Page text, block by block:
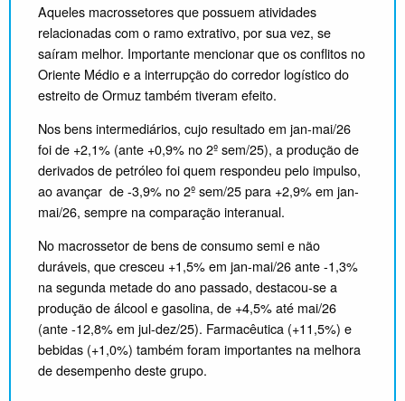
Aqueles macrossetores que possuem atividades
relacionadas com o ramo extrativo, por sua vez, se
saíram melhor. Importante mencionar que os conflitos no
Oriente Médio e a interrupção do corredor logístico do
estreito de Ormuz também tiveram efeito.
Nos bens intermediários, cujo resultado em jan-mai/26
foi de +2,1% (ante +0,9% no 2º sem/25), a produção de
derivados de petróleo foi quem respondeu pelo impulso,
ao avançar de -3,9% no 2º sem/25 para +2,9% em jan-
mai/26, sempre na comparação interanual.
No macrossetor de bens de consumo semi e não
duráveis, que cresceu +1,5% em jan-mai/26 ante -1,3%
na segunda metade do ano passado, destacou-se a
produção de álcool e gasolina, de +4,5% até mai/26
(ante -12,8% em jul-dez/25). Farmacêutica (+11,5%) e
bebidas (+1,0%) também foram importantes na melhora
de desempenho deste grupo.